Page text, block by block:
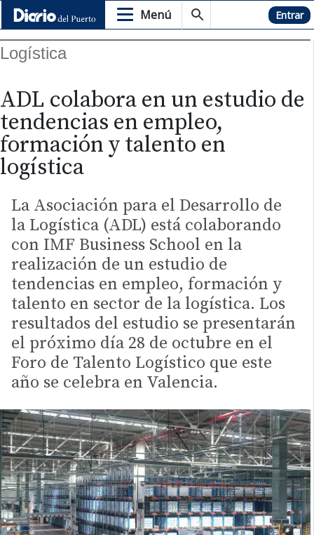
Menú Hemeroteca Entrar
Logística
ADL colabora en un estudio de
tendencias en empleo,
formación y talento en
logística
La Asociación para el Desarrollo de
la Logística (ADL) está colaborando
con IMF Business School en la
realización de un estudio de
tendencias en empleo, formación y
talento en sector de la logística. Los
resultados del estudio se presentarán
el próximo día 28 de octubre en el
Foro de Talento Logístico que este
año se celebra en Valencia.